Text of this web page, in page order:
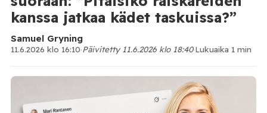
kanssa jatkaa kädet taskuissa?”
Samuel Gryning
11.6.2026 klo 16:10·Päivitetty 11.6.2026 klo 18:40·Lukuaika 1 min